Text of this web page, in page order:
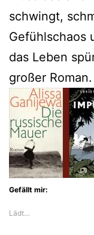
schwingt,
Gefühlschaos
das Leben
großer Roman.
Gefällt mir:
Lädt…